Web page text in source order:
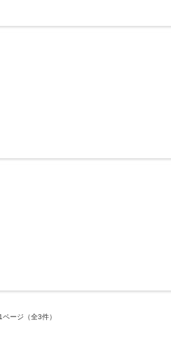
ページ （全3件）